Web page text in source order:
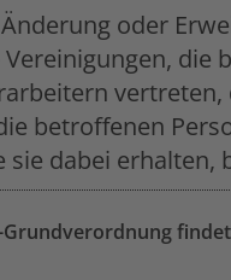
oder
die
vertreten,
betroffenen
sie dabei erhalten,